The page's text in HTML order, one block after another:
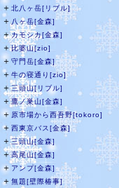
＋ 北八ヶ岳[リブル]
＋ 八ヶ岳[金森]
＋カモシカ[金森]
＋比婆山[zio]
＋ 守門岳[金森]
＋ 牛の寝通り[zio]
＋三頭山[リブル]
＋鷹ノ巣山[金森]
＋ 原市場から西吾野[tokoro]
＋ 西東京バス[金森]
＋三頭山[金森]
＋高尾山[金森]
＋ アンプ[金森]
＋ 無題[壁際椿事]